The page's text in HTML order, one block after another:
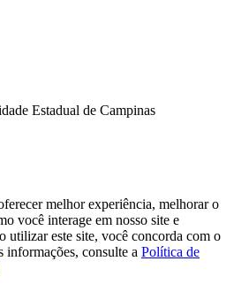
Estadual de Campinas
melhor experiência, melhorar o
você interage em nosso site e
utilizar este site, você concorda com o
informações, consulte a Política de